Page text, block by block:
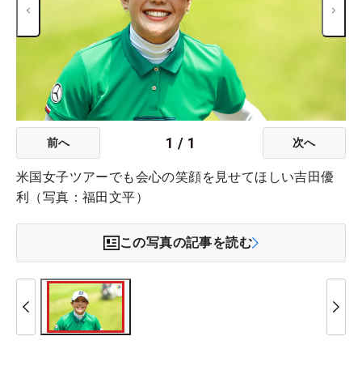
前へ 1 / 1 次へ
米国女子ツアーでも会心の笑顔を見せてほしい吉田優
利（写真：福田文平）
この写真の記事を読む